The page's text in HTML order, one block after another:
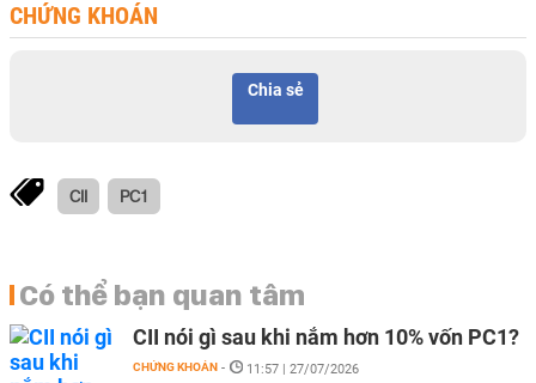
CHỨNG KHOÁN
Chia sẻ
CII PC1
Có thể bạn quan tâm
CII nói gì sau khi nắm hơn 10% vốn PC1?
CHỨNG KHOÁN - 11:57 | 27/07/2026